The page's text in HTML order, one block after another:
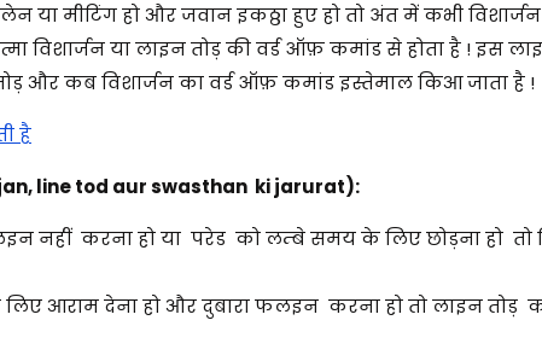
या मीटिंग हो और जवान इकठ्ठा हुए हो तो अंत में कभी
विशार्जन या लाइन तोड़ की वर्ड ऑफ़ कमांड से होता है ! इस
और कब विशार्जन का वर्ड ऑफ़ कमांड इस्तेमाल किआ जाता है !
है
line tod aur swasthan ki jarurat):
नहीं करना हो या परेड को लम्बे समय के लिए छोड़ना हो तो
लिए आराम देना हो और दुबारा फलइन करना हो तो लाइन तोड़